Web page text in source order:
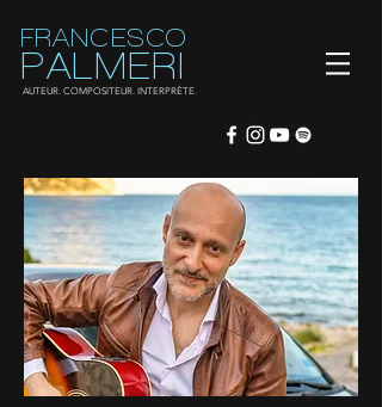
FRANCESCO
PALMERI
AUTEUR. COMPOSITEUR. INTERPRÈTE.